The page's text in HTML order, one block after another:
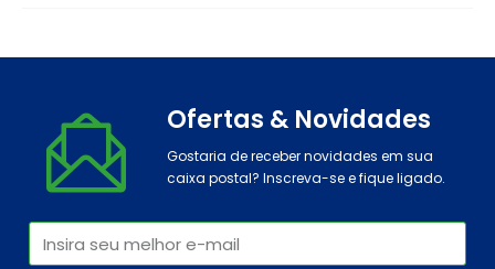
Ofertas & Novidades
Gostaria de receber novidades em sua
caixa postal? Inscreva-se e fique ligado.